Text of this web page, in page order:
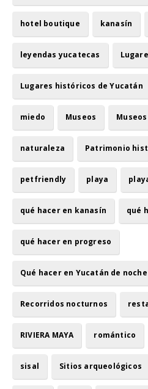
hotel boutique kanasín
leyendas yucatecas
Lugares históricos de Yucatán
miedo Museos
naturaleza Patrimonio
petfriendly playa
qué hacer en kanasín qué
qué hacer en progreso
Qué hacer en Yucatán de noche
Recorridos nocturnos
RIVIERA MAYA romántico
sisal Sitios arqueológicos